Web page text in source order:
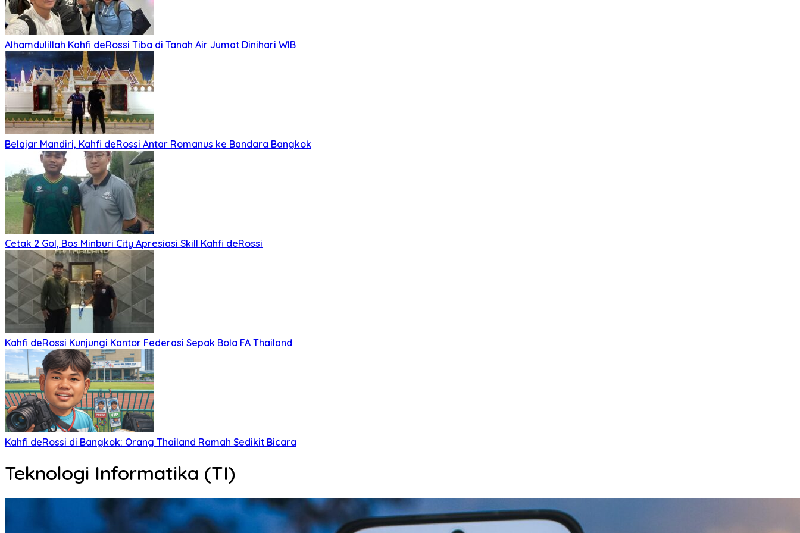
Alhamdulillah Kahfi deRossi Tiba di Tanah Air Jumat Dinihari WIB
Belajar Mandiri, Kahfi deRossi Antar Romanus ke Bandara Bangkok
Cetak 2 Gol, Bos Minburi City Apresiasi Skill Kahfi deRossi
Kahfi deRossi Kunjungi Kantor Federasi Sepak Bola FA Thailand
Kahfi deRossi di Bangkok: Orang Thailand Ramah Sedikit Bicara
Teknologi Informatika (TI)